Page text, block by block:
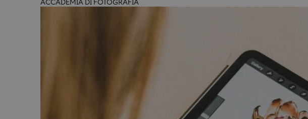
ACCADEMIA DI FOTOGRAFIA